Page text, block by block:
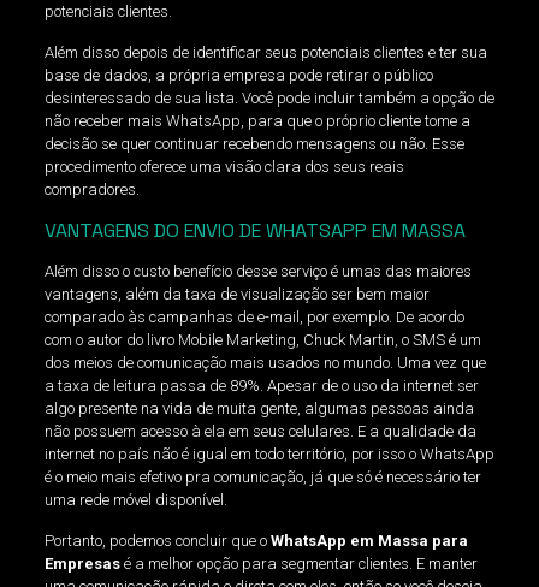
potenciais clientes.
Além disso depois de identificar seus potenciais clientes e ter sua
base de dados, a própria empresa pode retirar o público
desinteressado de sua lista. Você pode incluir também a opção de
não receber mais WhatsApp, para que o próprio cliente tome a
decisão se quer continuar recebendo mensagens ou não. Esse
procedimento oferece uma visão clara dos seus reais
compradores.
VANTAGENS DO ENVIO DE WHATSAPP EM MASSA
Além disso o custo benefício desse serviço é umas das maiores
vantagens, além da taxa de visualização ser bem maior
comparado às campanhas de e-mail, por exemplo. De acordo
com o autor do livro Mobile Marketing, Chuck Martin, o SMS é um
dos meios de comunicação mais usados no mundo. Uma vez que
a taxa de leitura passa de 89%. Apesar de o uso da internet ser
algo presente na vida de muita gente, algumas pessoas ainda
não possuem acesso à ela em seus celulares. E a qualidade da
internet no país não é igual em todo território, por isso o WhatsApp
é o meio mais efetivo pra comunicação, já que só é necessário ter
uma rede móvel disponível.
Portanto, podemos concluir que o WhatsApp em Massa para
Empresasé a melhor opção para segmentar clientes. E manter